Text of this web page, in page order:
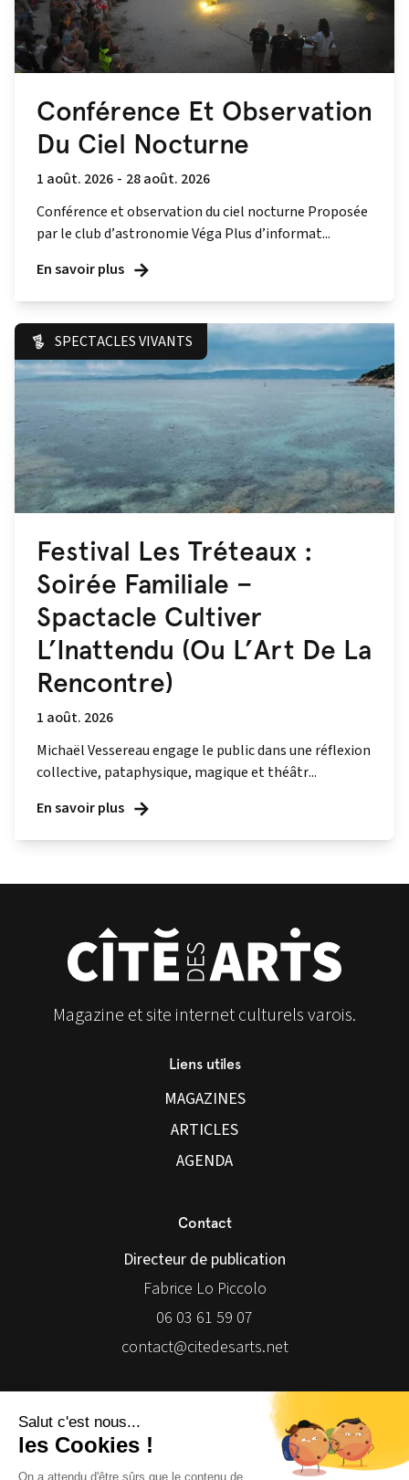
Conférence Et Observation
Du Ciel Nocturne
1 août. 2026 - 28 août. 2026
Conférence et observation du ciel nocturne Proposée
par le club d’astronomie Véga Plus d’informat...
En savoir plus
SPECTACLES VIVANTS
Festival Les Tréteaux :
Soirée Familiale –
Spactacle Cultiver
L’Inattendu (Ou L’Art De La
Rencontre)
1 août. 2026
Michaël Vessereau engage le public dans une réflexion
collective, pataphysique, magique et théâtr...
En savoir plus
Magazine et site internet culturels varois.
Liens utiles
MAGAZINES
ARTICLES
AGENDA
Contact
Directeur de publication
Fabrice Lo Piccolo
06 03 61 59 07
contact@citedesarts.net